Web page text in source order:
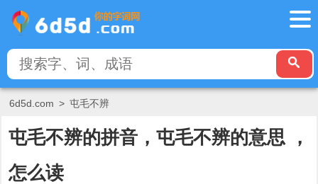
6d5d.com > 屯毛不辨
屯毛不辨的拼音，屯毛不辨的意思 ，
怎么读